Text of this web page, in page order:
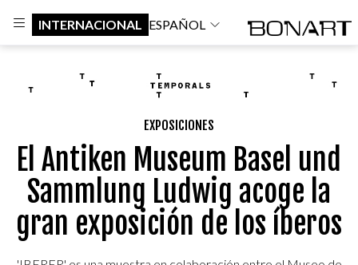
INTERNACIONAL ESPAÑOL
EXPOSICIONES
El Antiken Museum Basel und
Sammlung Ludwig acoge la
gran exposición de los íberos